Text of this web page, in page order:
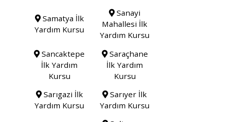
Samatya İlk
Yardım Kursu
Sanayi
Mahallesi İlk
Yardım Kursu
Sancaktepe
İlk Yardım
Kursu
Saraçhane
İlk Yardım
Kursu
Sarıgazi İlk
Yardım Kursu
Sarıyer İlk
Yardım Kursu